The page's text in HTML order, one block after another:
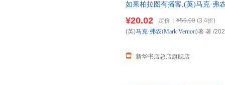
如果柏拉图有播客,(英)马克·弗
达！团购优惠咨询：
¥20.02 定价： ¥59.00 (3.4折)
新华书店总店旗舰店
(英)马克·弗农(Mark Vernon)著 著 /